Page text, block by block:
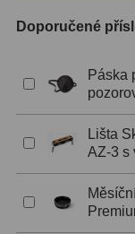
ZOOM12
ED a Flat Field12
Měřící, s mřížkou
Ostatní
Doporučené
Páska
Lišta
AZ-3 s